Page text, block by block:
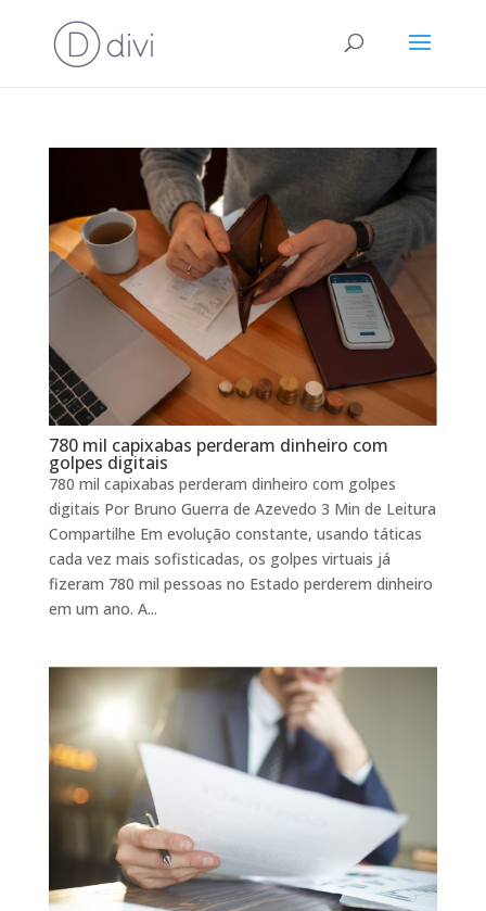
780 mil capixabas perderam dinheiro com
golpes digitais
780 mil capixabas perderam dinheiro com golpes
digitais Por Bruno Guerra de Azevedo 3 Min de Leitura
Compartilhe Em evolução constante, usando táticas
cada vez mais sofisticadas, os golpes virtuais já
fizeram 780 mil pessoas no Estado perderem dinheiro
em um ano. A...